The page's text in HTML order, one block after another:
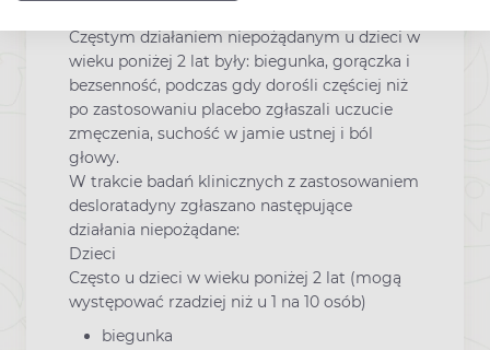
Częstym działaniem niepożądanym u dzieci w
wieku poniżej 2 lat były: biegunka, gorączka i
bezsenność, podczas gdy dorośli częściej niż
po zastosowaniu placebo zgłaszali uczucie
zmęczenia, suchość w jamie ustnej i ból
głowy.
W trakcie badań klinicznych z zastosowaniem
desloratadyny zgłaszano następujące
działania niepożądane:
Dzieci
Często u dzieci w wieku poniżej 2 lat (mogą
występować rzadziej niż u 1 na 10 osób)
biegunka